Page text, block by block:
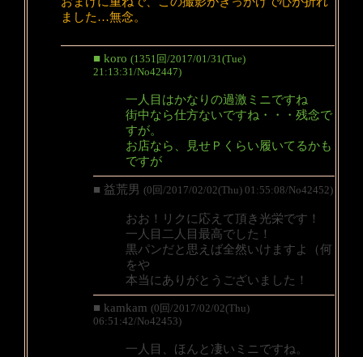
ました…無念。
■ koro (1351回/2017/01/31(Tue)
21:13:31/No42447)
一人目はかなりの過激ミニですね
街中なら仕方ないですね・・・残念で
すが。
お店なら、見せＰくらい履いてるかも
ですが
■ 益荒男 (0回/2017/02/02(Thu) 01:55:08/No42452)
おお！リクに応えて頂き光栄です！
一人目二人目最高でした！
黒パンだと思えば全然いけますよ（何
をや
本当にありがとうございました！
■ kamkam (0回/2017/02/02(Thu)
06:51:42/No42453)
一人目、ほんと凄いミニですね。